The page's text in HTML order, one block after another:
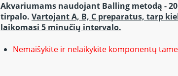
Akvariumams naudojant Balling metodą -
tirpalo. Vartojant A, B, C preparatus, tarp
laikomasi 5 minučių intervalo.
Nemaišykite ir nelaikykite komponentų